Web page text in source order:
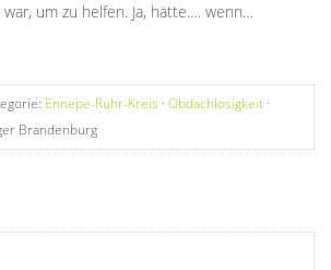
um zu helfen. Ja, hätte…. wenn…
Ennepe-Ruhr-Kreis · Obdachlosigkeit ·
Brandenburg